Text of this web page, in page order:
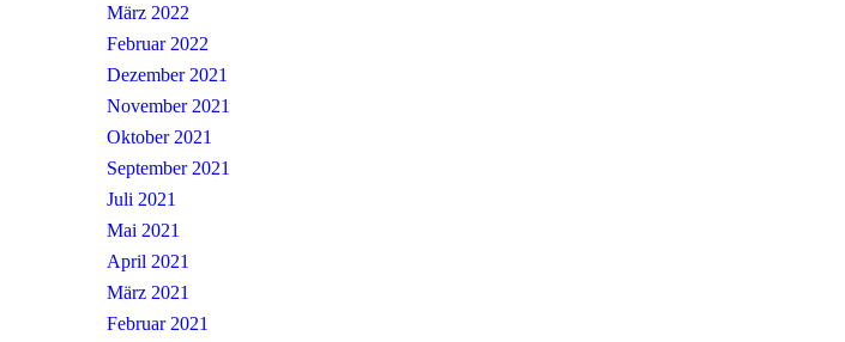
März 2022
Februar 2022
Dezember 2021
November 2021
Oktober 2021
September 2021
Juli 2021
Mai 2021
April 2021
März 2021
Februar 2021